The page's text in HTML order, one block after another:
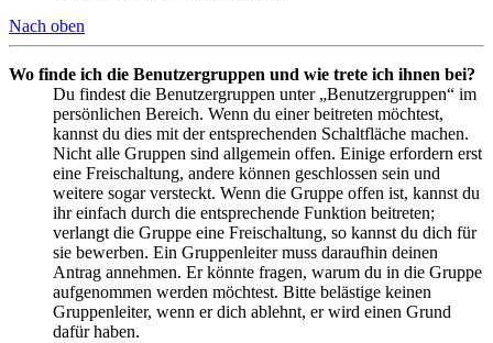
Nach oben
Wo finde ich die Benutzergruppen und wie trete ich ihnen bei?
Du findest die Benutzergruppen unter „Benutzergruppen“ im
persönlichen Bereich. Wenn du einer beitreten möchtest,
kannst du dies mit der entsprechenden Schaltfläche machen.
Nicht alle Gruppen sind allgemein offen. Einige erfordern erst
eine Freischaltung, andere können geschlossen sein und
weitere sogar versteckt. Wenn die Gruppe offen ist, kannst du
ihr einfach durch die entsprechende Funktion beitreten;
verlangt die Gruppe eine Freischaltung, so kannst du dich für
sie bewerben. Ein Gruppenleiter muss daraufhin deinen
Antrag annehmen. Er könnte fragen, warum du in die Gruppe
aufgenommen werden möchtest. Bitte belästige keinen
Gruppenleiter, wenn er dich ablehnt, er wird einen Grund
dafür haben.